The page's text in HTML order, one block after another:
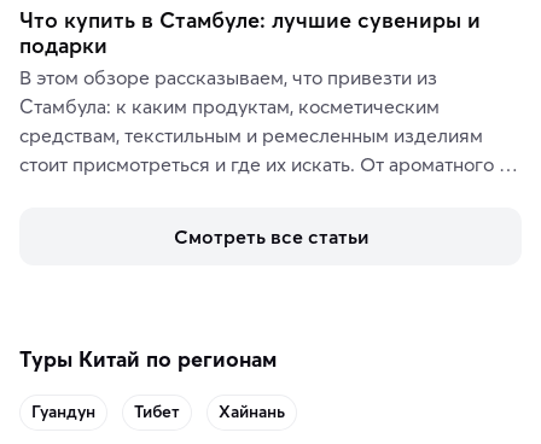
Что купить в Стамбуле: лучшие сувениры и
подарки
В этом обзоре рассказываем, что привезти из
Стамбула: к каким продуктам, косметическим
средствам, текстильным и ремесленным изделиям
стоит присмотреться и где их искать. От ароматного
аутентичных лавках — в подарок близким или себе на
Смотреть все статьи
Туры Китай по регионам
Гуандун Тибет Хайнань